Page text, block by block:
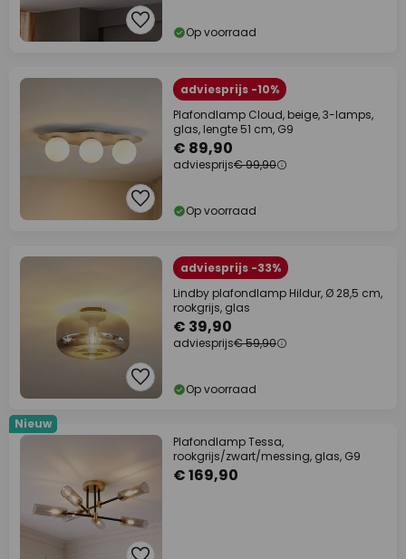
Op voorraad
adviesprijs -10%
Plafondlamp Cloud, beige, 3-lamps,
glas, lengte 51 cm, G9
€ 89,90
adviesprijs€ 99,90
Op voorraad
adviesprijs -33%
Lindby plafondlamp Hildur, Ø 28,5 cm,
rookgrijs, glas
€ 39,90
adviesprijs€ 59,90
Op voorraad
Nieuw
Plafondlamp Tessa,
rookgrijs/zwart/messing, glas, G9
€ 169,90